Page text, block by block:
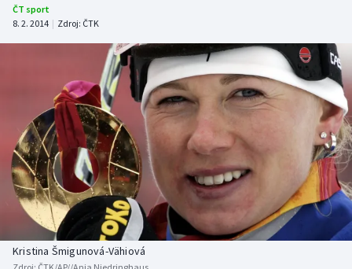
Atletika
DALŠÍ SPORTY
Americký fotbal
Baseball a softbal
Basketbal
Biatlon
NEPŘEHLÉDNĚTE
Soutěže
Historické návraty
Aplikace ČT sport
ČT sport
8. 2. 2014 | Zdroj: ČTK
Kristina Šmigunová-Vähiová